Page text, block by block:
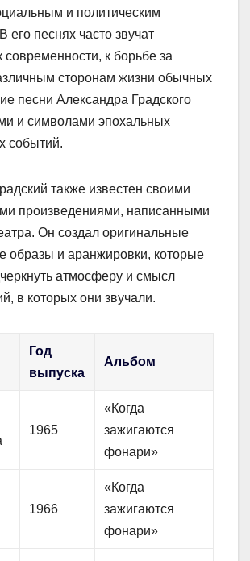
и политическим
его песнях часто звучат
к борьбе за
сторонам жизни обычных
песни Александра Градского
и символами эпохальных
событий.
также известен своими
произведениями, написанными
Он создал оригинальные
образы и аранжировки, которые
атмосферу и смысл
в которых они звучали.
Год
выпуска
Альбом
1965
«Когда
зажигаются
фонари»
1966
«Когда
зажигаются
фонари»